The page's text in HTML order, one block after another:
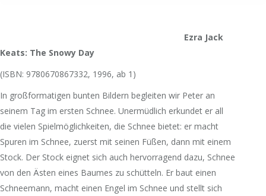
Ezra Jack
Keats: The Snowy Day
(ISBN: 9780670867332, 1996, ab 1)
In großformatigen bunten Bildern begleiten wir Peter an
seinem Tag im ersten Schnee. Unermüdlich erkundet er all
die vielen Spielmöglichkeiten, die Schnee bietet: er macht
Spuren im Schnee, zuerst mit seinen Füßen, dann mit einem
Stock. Der Stock eignet sich auch hervorragend dazu, Schnee
von den Ästen eines Baumes zu schütteln. Er baut einen
Schneemann, macht einen Engel im Schnee und stellt sich